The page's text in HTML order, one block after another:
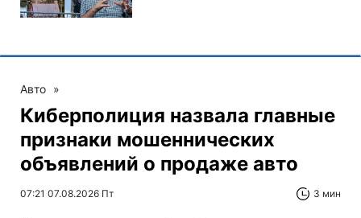
Авто »
Киберполиция назвала главные
признаки мошеннических
объявлений о продаже авто
07:21 07.08.2026 Пт 3 мин